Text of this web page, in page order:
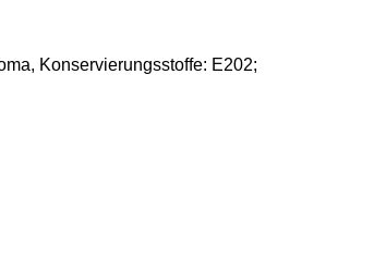
Konservierungsstoffe: E202;